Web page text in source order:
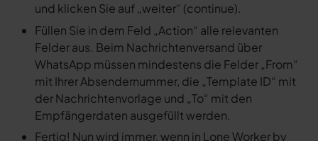
und klicken Sie auf „weiter“ (continue).
Füllen Sie in dem Feld „Action“ alle relevanten
Felder aus. Beim Nachrichtenversand über
WhatsApp müssen mindestens die Felder „From“
mit Ihrer Absendernummer, die „Template ID“ mit
der Nachrichtenvorlage und „To“ mit den
Empfängerdaten ausgefüllt werden.
Fertig! Nun wird immer, wenn in Lone Worker by